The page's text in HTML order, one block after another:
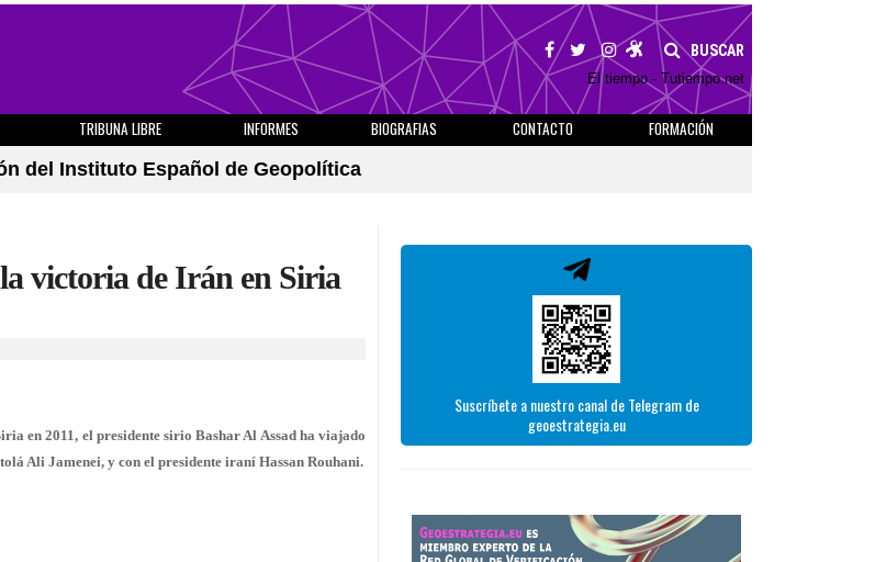
BUSCAR
El tiempo - Tutiempo.net
TRIBUNA LIBRE INFORMES BIOGRAFIAS CONTACTO
FORMACIÓN
del Instituto Español de Geopolítica
victoria de Irán en Siria
en 2011, el presidente sirio Bashar Al Assad ha viajado
Ali Jamenei, y con el presidente iraní Hassan Rouhani.
Suscríbete a nuestro canal de Telegram de
geoestrategia.eu